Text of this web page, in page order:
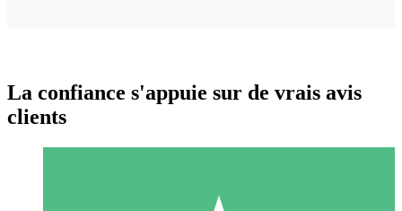
La confiance s'appuie sur de vrais avis
clients